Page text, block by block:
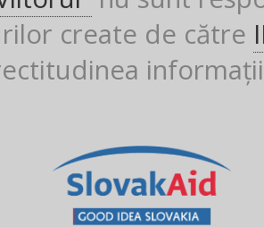
create de către